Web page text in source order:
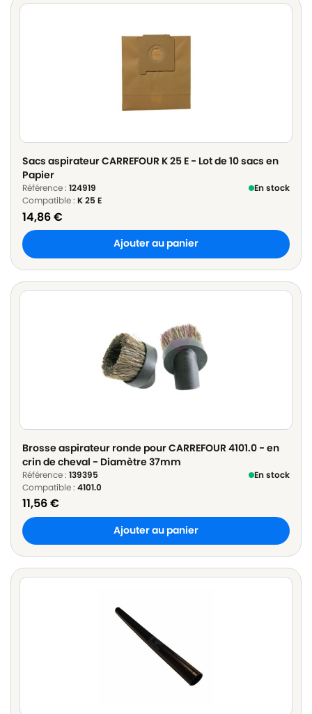
Sacs aspirateur CARREFOUR K 25 E - Lot de 10 sacs en
Papier
Référence : 124919
En stock
Compatible : K 25 E
14,86€
Ajouter au panier
Brosse aspirateur ronde pour CARREFOUR 4101.0 - en
crin de cheval - Diamètre 37mm
Référence : 139395
En stock
Compatible : 4101.0
11,56€
Ajouter au panier